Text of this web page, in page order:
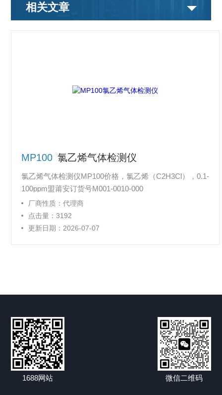
相关文章
MP100 氯乙烯气体检测仪
氯乙烯气体检测仪MP100价格，氯乙烯（C2H3Cl），0.1-
100ppm盟莆安订货号M001-0010-000
厂商性质：代理商
点击量：3192
更新日期：2026-07-07
1688网站 微信二维码